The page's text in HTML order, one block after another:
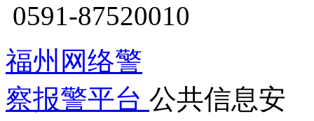
0591-87520010
福州网络警
察报警平台 公共信息安